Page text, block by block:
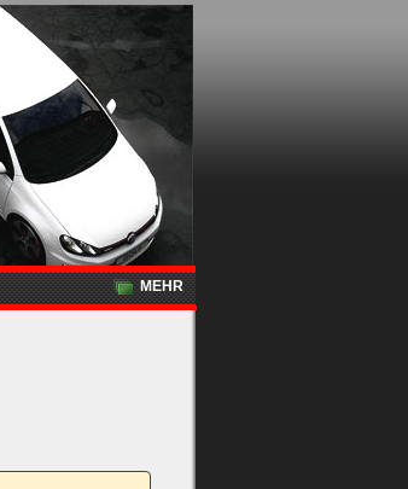
MEHR